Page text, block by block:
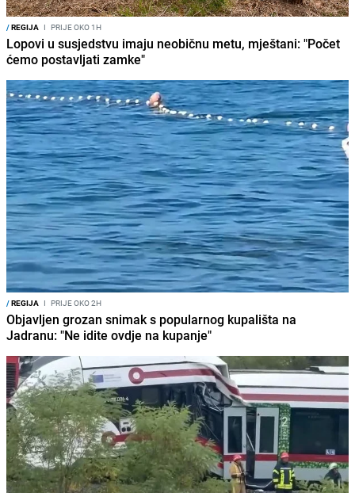
/REGIJA I PRIJE OKO 1H
Lopovi u susjedstvu imaju neobičnu metu, mještani: "Počet
ćemo postavljati zamke"
/REGIJA I PRIJE OKO 2H
Objavljen grozan snimak s popularnog kupališta na
Jadranu: "Ne idite ovdje na kupanje"